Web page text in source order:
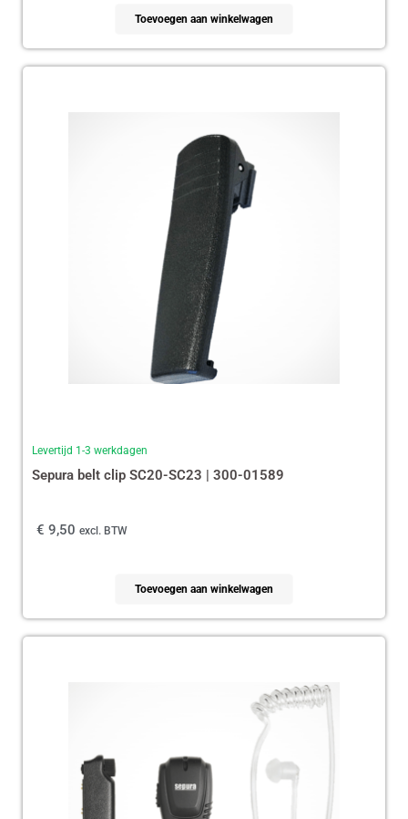
Toevoegen aan winkelwagen
Levertijd 1-3 werkdagen
Sepura belt clip SC20-SC23 | 300-01589
€ 9,50 excl. BTW
Toevoegen aan winkelwagen